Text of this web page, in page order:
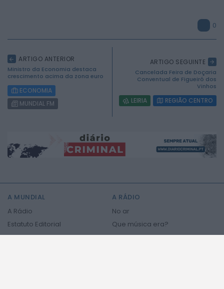
2026 Mundial FM. Todos os direitos reservados.
0
ARTIGO ANTERIOR
Ministro da Economia destaca
crescimento acima da zona euro
ECONOMIA
MUNDIAL FM
ARTIGO SEGUINTE
Cancelada Feira de Doçaria
Conventual de Figueiró dos
Vinhos
LEIRIA REGIÃO CENTRO
A MUNDIAL
A Rádio
Estatuto Editorial
Equipa
A RÁDIO
No ar
Que música era?
Programação